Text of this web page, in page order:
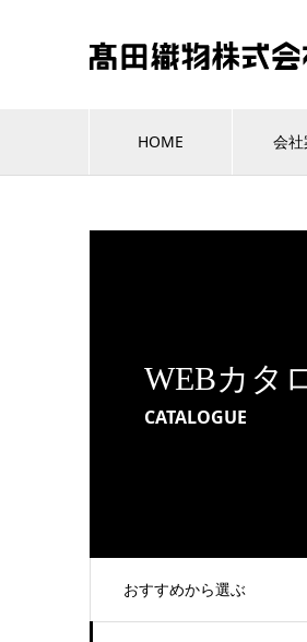
HOME 会
WEBカタ
CATALOGUE
おすすめから選ぶ